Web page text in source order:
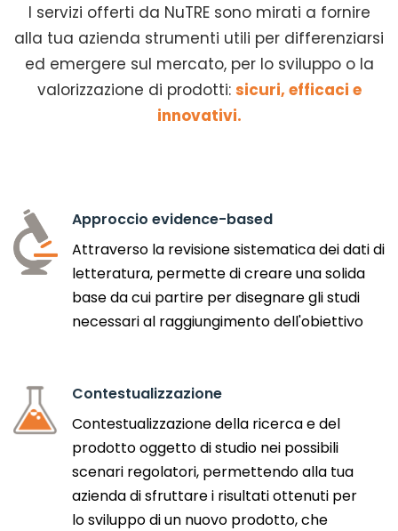
I servizi offerti da NuTRE sono mirati a fornire
alla tua azienda strumenti utili per differenziarsi
ed emergere sul mercato, per lo sviluppo o la
valorizzazione di prodotti: sicuri, efficaci e
innovativi.
Approccio evidence-based
Attraverso la revisione sistematica dei dati di
letteratura, permette di creare una solida
base da cui partire per disegnare gli studi
necessari al raggiungimento dell'obiettivo
Contestualizzazione
Contestualizzazione della ricerca e del
prodotto oggetto di studio nei possibili
scenari regolatori, permettendo alla tua
azienda di sfruttare i risultati ottenuti per
lo sviluppo di un nuovo prodotto, che